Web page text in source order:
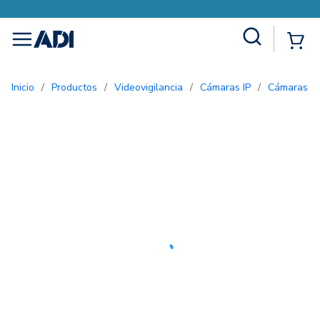
menu
Inicio / Productos / Videovigilancia / Cámaras IP / Cámaras